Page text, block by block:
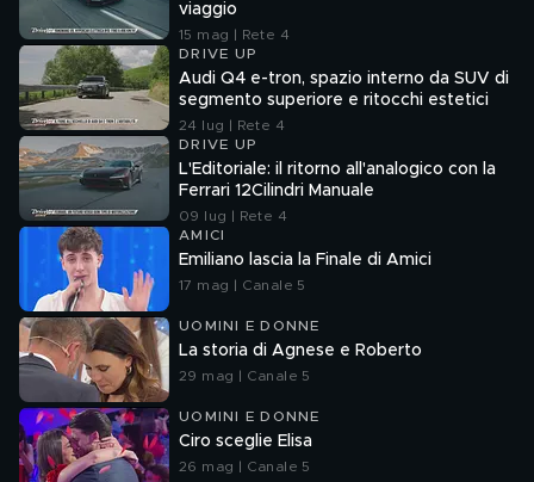
viaggio
15 mag | Rete 4
DRIVE UP
Audi Q4 e-tron, spazio interno da SUV di
segmento superiore e ritocchi estetici
24 lug | Rete 4
DRIVE UP
L'Editoriale: il ritorno all'analogico con la
Ferrari 12Cilindri Manuale
09 lug | Rete 4
AMICI
Emiliano lascia la Finale di Amici
17 mag | Canale 5
UOMINI E DONNE
La storia di Agnese e Roberto
29 mag | Canale 5
UOMINI E DONNE
Ciro sceglie Elisa
26 mag | Canale 5